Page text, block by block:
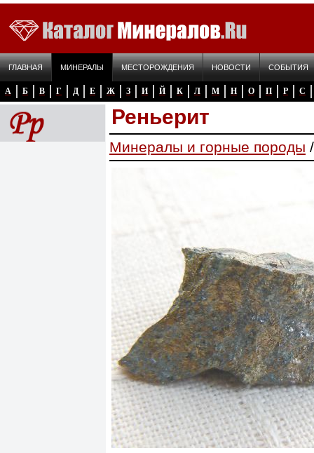
ГЛАВНАЯ МИНЕРАЛЫ МЕСТОРОЖДЕНИЯ НОВОСТИ СОБЫТИЯ
А Б В Г Д Е Ж З И Й К Л М Н О П Р С
Реньерит
Минералы и горные породы